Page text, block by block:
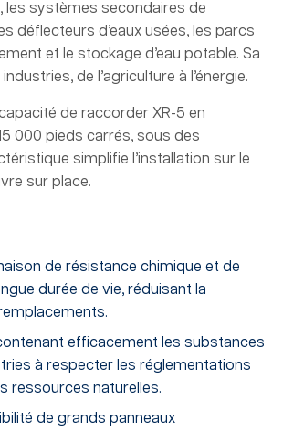
systèmes secondaires de
déflecteurs d’eaux usées, les parcs
et le stockage d’eau potable. Sa
de l’agriculture à l’énergie.
de raccorder XR-5 en
000 pieds carrés, sous des
simplifie l’installation sur le
sur place.
de résistance chimique et de
durée de vie, réduisant la
efficacement les substances
à respecter les réglementations
ressources naturelles.
de grands panneaux